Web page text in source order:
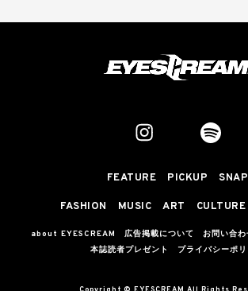
FEATURE PICKUP SNAP
FASHION MUSIC ART CULTURE
about EYESCREAM 広告掲載について
お問い合
本誌読者プレゼント
プライバシーポ